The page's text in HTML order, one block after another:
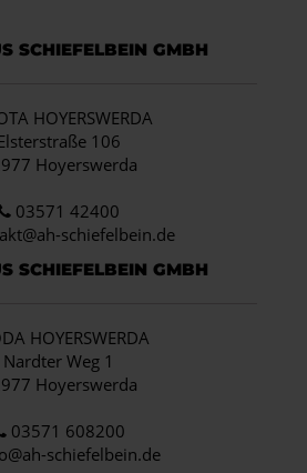
SCHIEFELBEIN GMBH
HOYERSWERDA
106
Hoyerswerda
03571 42400
schiefelbein.de
SCHIEFELBEIN GMBH
HOYERSWERDA
Nardter Weg 1
Hoyerswerda
03571 608200
@ah-schiefelbein.de